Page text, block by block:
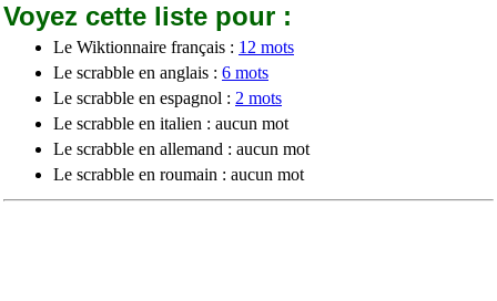
Voyez cette liste pour :
Le Wiktionnaire français : 12 mots
Le scrabble en anglais : 6 mots
Le scrabble en espagnol : 2 mots
Le scrabble en italien : aucun mot
Le scrabble en allemand : aucun mot
Le scrabble en roumain : aucun mot